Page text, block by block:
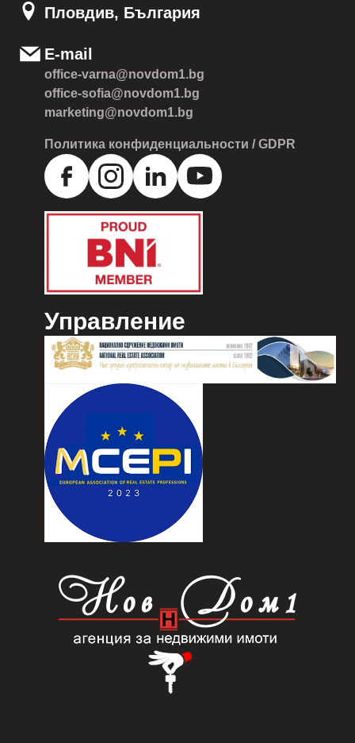
Пловдив, България
E-mail
office-varna@novdom1.bg
office-sofia@novdom1.bg
marketing@novdom1.bg
Политика конфиденциальности / GDPR
Управление